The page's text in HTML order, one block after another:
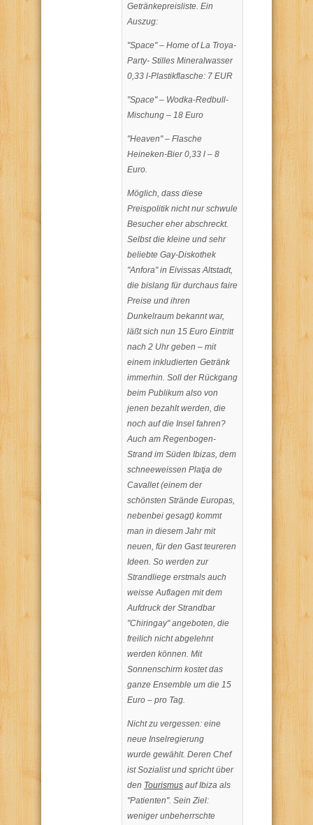
Getränkepreisliste. Ein
Auszug:
"Space" – Home of La Troya-
Party- Stilles Mineralwasser
0,33 l-Plastikflasche: 7 EUR
"Space" – Wodka-Redbull-
Mischung – 18 Euro
"Heaven" – Flasche
Heineken-Bier 0,33 l – 8
Euro.
Möglich, dass diese
Preispolitik nicht nur schwule
Besucher eher abschreckt.
Selbst die kleine und sehr
beliebte Gay-Diskothek
"Anfora" in Eivissas Altstadt,
die bislang für durchaus faire
Preise und ihren
Dunkelraum bekannt war,
läßt sich nun 15 Euro Eintritt
nach 2 Uhr geben – mit
einem inkludierten Getränk
immerhin. Soll der Rückgang
beim Publikum also von
jenen bezahlt werden, die
noch auf die Insel fahren?
Auch am Regenbogen-
Strand im Süden Ibizas, dem
schneeweissen Platja de
Cavallet (einem der
schönsten Strände Europas,
nebenbei gesagt) kommt
man in diesem Jahr mit
neuen, für den Gast teureren
Ideen. So werden zur
Strandliege erstmals auch
weisse Auflagen mit dem
Aufdruck der Strandbar
"Chiringay" angeboten, die
freilich nicht abgelehnt
werden können. Mit
Sonnenschirm kostet das
ganze Ensemble um die 15
Euro – pro Tag.
Nicht zu vergessen: eine
neue Inselregierung
wurde gewählt. Deren Chef
ist Sozialist und spricht über
den Tourismus auf Ibiza als
"Patienten". Sein Ziel:
weniger unbeherrschte